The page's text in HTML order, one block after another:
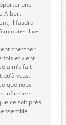
une
Albert.
il faudra
minutes il ne
chercher
fois et vient
m’a fait
vous.
que nous
infirmiers
ce soit près